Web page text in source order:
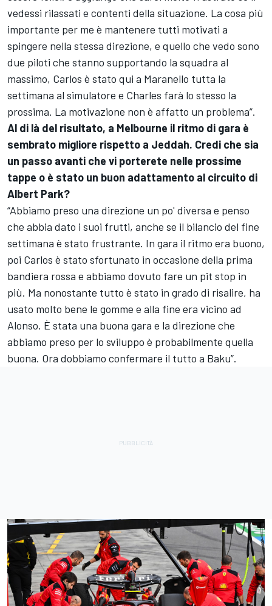
vedessi rilassati e contenti della situazione. La cosa più
importante per me è mantenere tutti motivati a
spingere nella stessa direzione, e quello che vedo sono
due piloti che stanno supportando la squadra al
massimo, Carlos è stato qui a Maranello tutta la
settimana al simulatore e Charles farà lo stesso la
prossima. La motivazione non è affatto un problema”.
Al di là del risultato, a Melbourne il ritmo di gara è
sembrato migliore rispetto a Jeddah. Credi che sia
un passo avanti che vi porterete nelle prossime
tappe o è stato un buon adattamento al circuito di
Albert Park?
“Abbiamo preso una direzione un po' diversa e penso
che abbia dato i suoi frutti, anche se il bilancio del fine
settimana è stato frustrante. In gara il ritmo era buono,
poi Carlos è stato sfortunato in occasione della prima
bandiera rossa e abbiamo dovuto fare un pit stop in
più. Ma nonostante tutto è stato in grado di risalire, ha
usato molto bene le gomme e alla fine era vicino ad
Alonso. È stata una buona gara e la direzione che
abbiamo preso per lo sviluppo è probabilmente quella
buona. Ora dobbiamo confermare il tutto a Baku”.